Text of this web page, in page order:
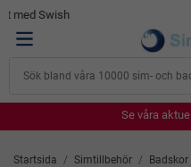
Se våra
Se våra
Se våra
Se våra
Startsida / Simtillbehör / Badskor